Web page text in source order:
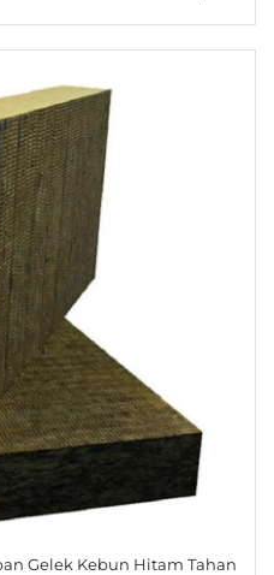
Gelek Kebun Hitam Tahan